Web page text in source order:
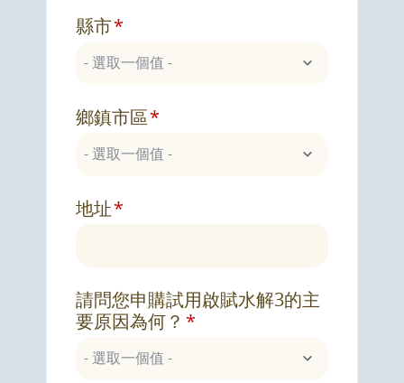
縣市
鄉鎮市區
地址
請問您申購試用啟賦水解3的主
要原因為何？